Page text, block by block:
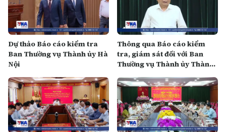
Dự thảo Báo cáo kiểm tra
Ban Thường vụ Thành ủy Hà
Nội
Thông qua Báo cáo kiểm
tra, giám sát đối với Ban
Thường vụ Thành ủy Thành